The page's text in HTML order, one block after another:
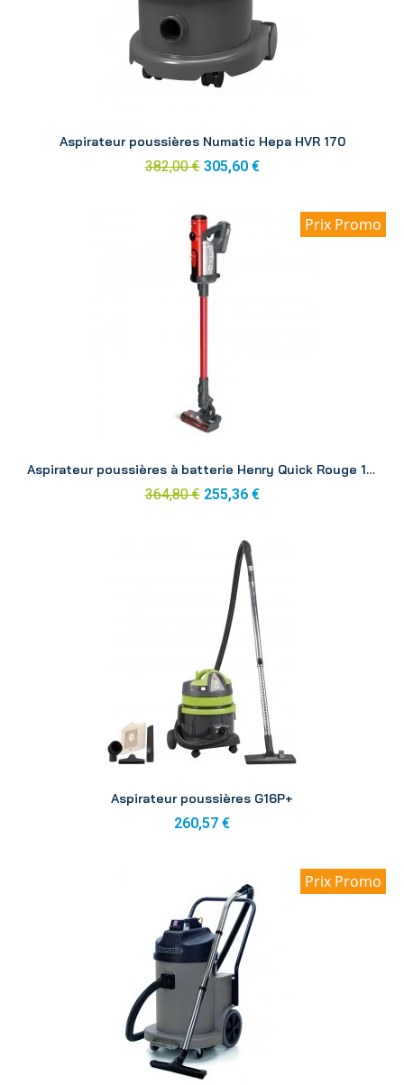
Aspirateur poussières Numatic Hepa HVR 170
382,00 € 305,60 €
Prix Promo
Aspirateur poussières à batterie Henry Quick Rouge 1 batterie
364,80 € 255,36 €
Aspirateur poussières G16P+
260,57 €
Prix Promo